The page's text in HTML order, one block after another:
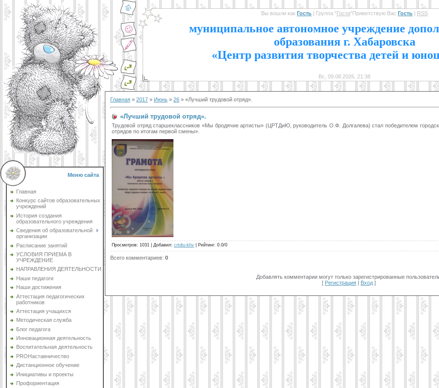
Меню сайта
Главная
Конкурс сайтов образовательных
учреждений
История создания
образовательного учреждения
Сведения об образовательной
организации
Расписание занятий
УСЛОВИЯ ПРИЕМА В
УЧРЕЖДЕНИЕ
НАПРАВЛЕНИЯ ДЕЯТЕЛЬНОСТИ
Наши педагоги
Наши достижения
Аттестация педагогических
работников
Аттестация учащихся
Методическая служба
Блог педагога
Инновационная деятельность
Воспитательная деятельность
PROНаставничество
Дистанционное обучение
Инициативы и проекты
Профориентация
Вы вошли как Гость | Группа "Гости"Приветствую Вас Гость | RSS
муниципальное автономное учреждение
образования г. Хабаровска
«Центр развития творчества детей и
Вс, 09.08.2026, 21:38
Главная » 2017 » Июнь » 26 » «Лучший трудовой отряд».
«Лучший трудовой отряд».
Трудовой отряд старшеклассников «Мы бродячие артисты» (ЦРТДиЮ, руководитель О.Ф. Долгалева) стал победителем
отрядов по итогам первой смены».
Просмотров: 1031 Добавил: crtdiu-khv Рейтинг: 0.0/0
Всего комментариев: 0
Добавлять комментарии могут только зарегистрированные
[ Регистрация | Вход ]